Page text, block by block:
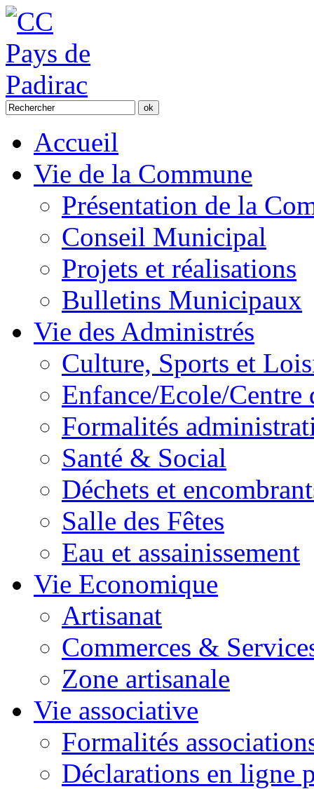
Accueil
Vie de la Commune
Présentation de la
Conseil Municipal
Projets et réalisations
Bulletins Municipaux
Vie des Administrés
Culture, Sports et
Enfance/Ecole/Centre
Formalités
Santé & Social
Déchets et
Salle des Fêtes
Eau et assainissement
Vie Economique
Artisanat
Commerces &
Zone artisanale
Vie associative
Formalités
Déclarations en ligne